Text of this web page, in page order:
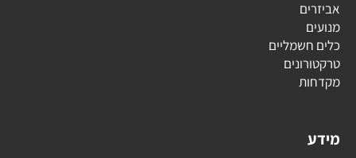
אביזרים
מנועים
כלים חשמליים
טרקטורונים
מקדחות
מידע